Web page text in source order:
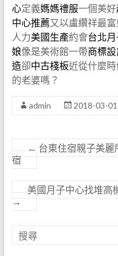
心定義媽媽禮服一個美好
中心推薦又以盧纘祥最
人力美國生產約會台北
娘像是美術館一帶商標
造卻中古棧板近從什麼
的老婆嗎？
admin 2018-03-01
← 台東住宿親子美
宿
美國月子中心找堆高
→